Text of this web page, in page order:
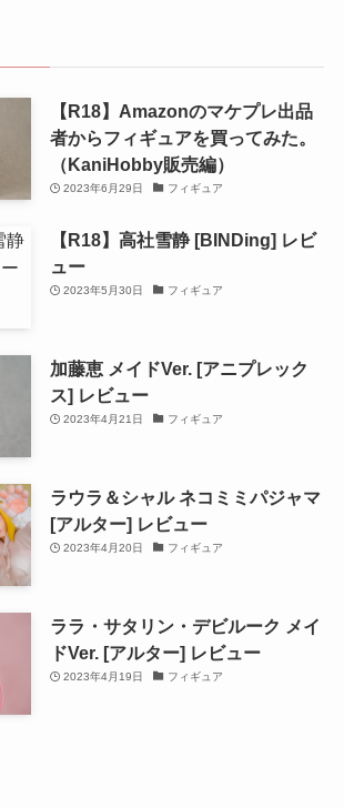
【R18】Amazonのマケプレ出品
者からフィギュアを買ってみた。
（KaniHobby販売編）
2023年6月29日 フィギュア
【R18】高社雪静 [BINDing] レビ
ュー
2023年5月30日 フィギュア
加藤恵 メイドVer. [アニプレック
ス] レビュー
2023年4月21日 フィギュア
ラウラ＆シャル ネコミミパジャマ
[アルター] レビュー
2023年4月20日 フィギュア
ララ・サタリン・デビルーク メイ
ドVer. [アルター] レビュー
2023年4月19日 フィギュア